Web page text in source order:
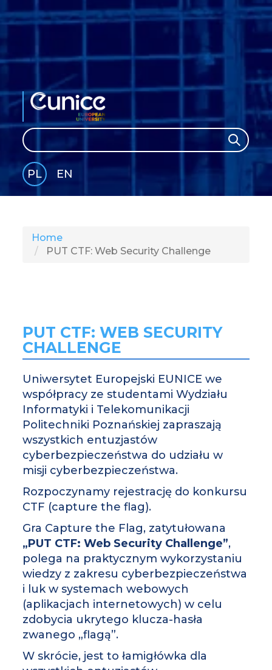
Search Search
PL
EN
Home
PUT CTF: Web Security Challenge
PUT CTF: WEB SECURITY
CHALLENGE
Uniwersytet Europejski EUNICE we
współpracy ze studentami Wydziału
Informatyki i Telekomunikacji
Politechniki Poznańskiej zapraszają
wszystkich entuzjastów
cyberbezpieczeństwa do udziału w
misji cyberbezpieczeństwa.
Rozpoczynamy rejestrację do konkursu
CTF (capture the flag).
Gra Capture the Flag, zatytułowana
„PUT CTF: Web Security Challenge”,
polega na praktycznym wykorzystaniu
wiedzy z zakresu cyberbezpieczeństwa
i luk w systemach webowych
(aplikacjach internetowych) w celu
zdobycia ukrytego klucza-hasła
zwanego „flagą”.
W skrócie, jest to łamigłówka dla